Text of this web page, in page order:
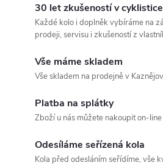
30 let zkušeností v cyklistice
Každé kolo i doplněk vybíráme na
prodeji, servisu i zkušeností z
Vše máme skladem
Vše skladem na prodejně v
Platba na splátky
Zboží u nás můžete nakoupit on-
Odesíláme seřízená kola
Kola před odesláním seřídíme, vše